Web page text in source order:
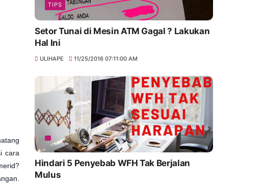
cara
TIPS
Setor Tunai di Mesin ATM Gagal ? Lakukan
Hal Ini
ULIHAPE 11/25/2016 07:11:00 AM
Hindari 5 Penyebab WFH Tak Berjalan
Mulus